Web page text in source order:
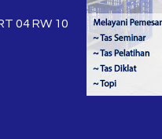
04 RW 10